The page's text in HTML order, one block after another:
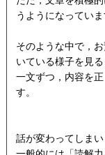
うようになっていま
そのような中で，
いている様子を見る
一文ずつ，内容を
す。
話が変わってしま